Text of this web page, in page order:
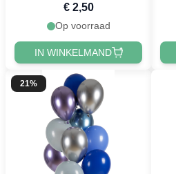
€ 2,50
Op voorraad
IN WINKELMAND
21%